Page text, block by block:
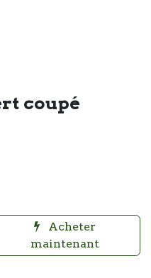
coupé
Acheter
maintenant